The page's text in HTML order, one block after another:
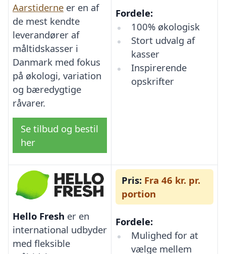
Aarstiderne er en af
de mest kendte
leverandører af
måltidskasser i
Danmark med fokus
på økologi, variation
og bæredygtige
råvarer.
Se tilbud og bestil
her
Fordele:
100% økologisk
Stort udvalg af
kasser
Inspirerende
opskrifter
Hello Fresh er en
international udbyder
med fleksible
Pris: Fra 46 kr. pr.
portion
Fordele:
Mulighed for at
vælge mellem